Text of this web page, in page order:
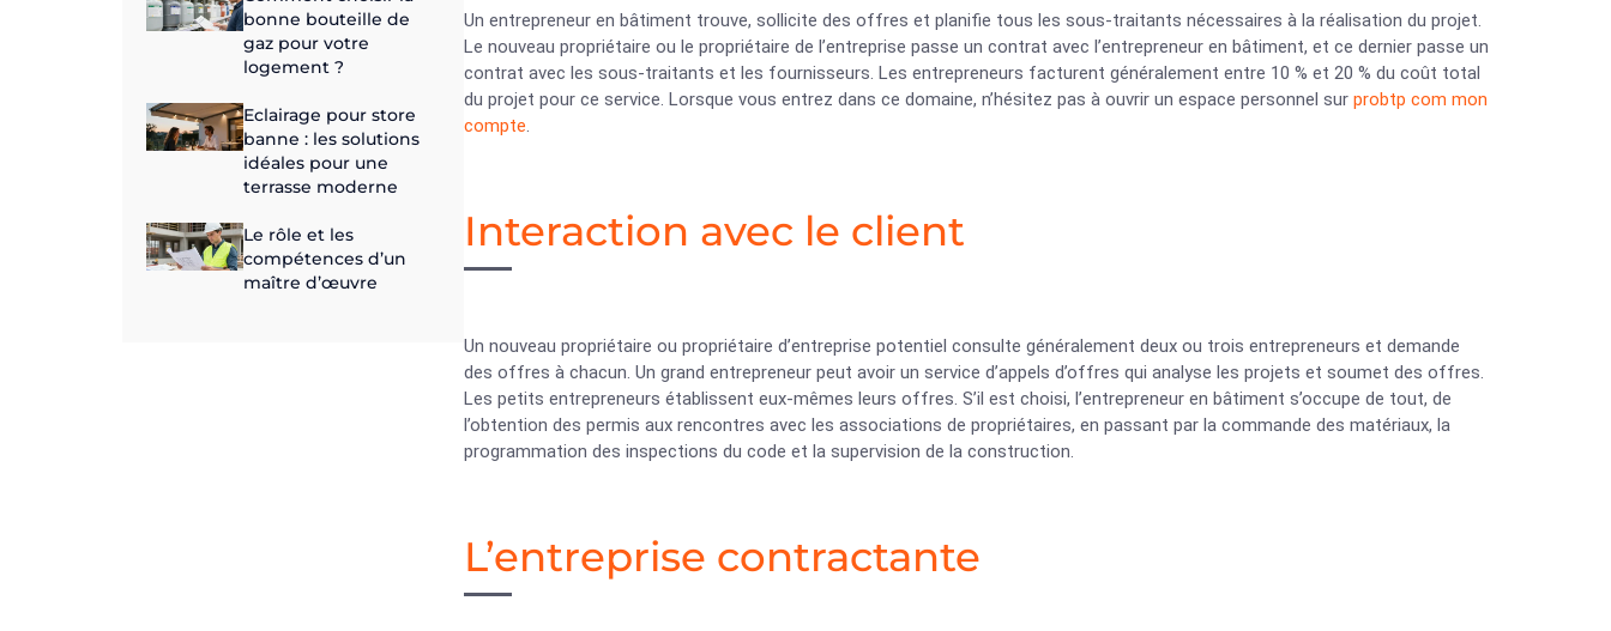
bonne bouteille de
gaz pour votre
logement ?
Eclairage pour store
banne : les solutions
idéales pour une
terrasse moderne
Le rôle et les
compétences d’un
maître d’œuvre
Un entrepreneur en bâtiment trouve, sollicite des offres et planifie tous les sous-traitants nécessaires à la réalisation du projet.
Le nouveau propriétaire ou le propriétaire de l’entreprise passe un contrat avec l’entrepreneur en bâtiment, et ce dernier passe un
contrat avec les sous-traitants et les fournisseurs. Les entrepreneurs facturent généralement entre 10 % et 20 % du coût total
du projet pour ce service. Lorsque vous entrez dans ce domaine, n’hésitez pas à ouvrir un espace personnel sur probtp com mon
compte.
Interaction avec le client
Un nouveau propriétaire ou propriétaire d’entreprise potentiel consulte généralement deux ou trois entrepreneurs et demande
des offres à chacun. Un grand entrepreneur peut avoir un service d’appels d’offres qui analyse les projets et soumet des offres.
Les petits entrepreneurs établissent eux-mêmes leurs offres. S’il est choisi, l’entrepreneur en bâtiment s’occupe de tout, de
l’obtention des permis aux rencontres avec les associations de propriétaires, en passant par la commande des matériaux, la
programmation des inspections du code et la supervision de la construction.
L’entreprise contractante